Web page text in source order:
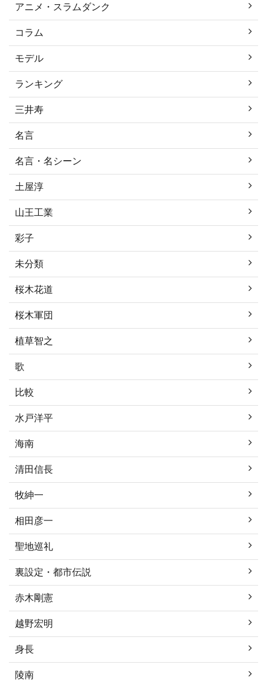
アニメ・スラムダンク
コラム
モデル
ランキング
三井寿
名言
名言・名シーン
土屋淳
山王工業
彩子
未分類
桜木花道
桜木軍団
植草智之
歌
比較
水戸洋平
海南
清田信長
牧紳一
相田彦一
聖地巡礼
裏設定・都市伝説
赤木剛憲
越野宏明
身長
陵南